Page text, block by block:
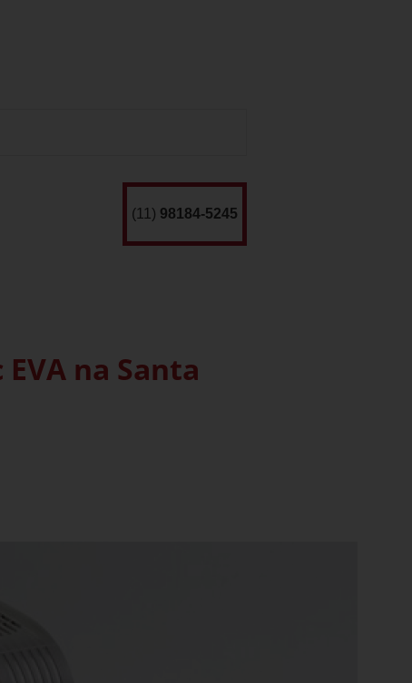
(11) 98184-5245
EVA na Santa